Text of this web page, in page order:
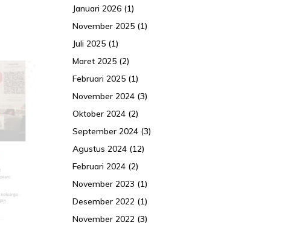
Januari 2026 (1)
November 2025 (1)
Juli 2025 (1)
Maret 2025 (2)
Februari 2025 (1)
November 2024 (3)
Oktober 2024 (2)
September 2024 (3)
Agustus 2024 (12)
Februari 2024 (2)
November 2023 (1)
Desember 2022 (1)
November 2022 (3)